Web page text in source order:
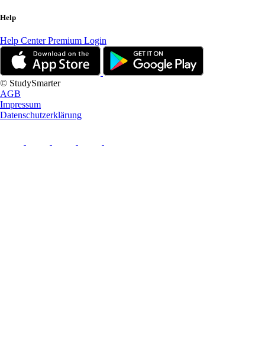
Help
Help CenterPremium Login
© StudySmarter
AGB
Impressum
Datenschutzerklärung